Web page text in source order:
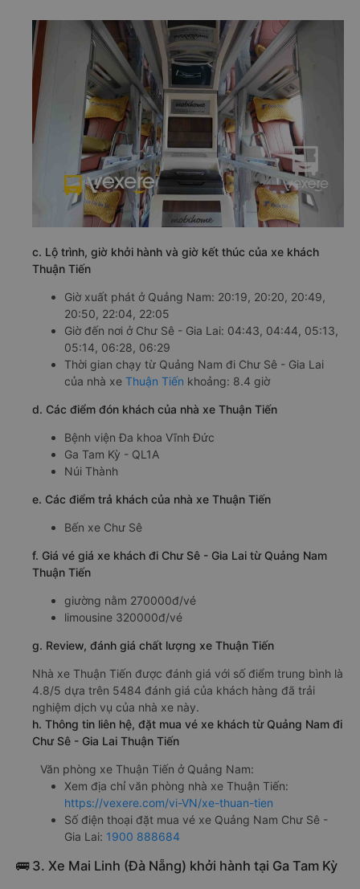
c. Lộ trình, giờ khởi hành và giờ kết thúc của xe khách
Thuận Tiến
Giờ xuất phát ở Quảng Nam: 20:19, 20:20, 20:49,
20:50, 22:04, 22:05
Giờ đến nơi ở Chư Sê - Gia Lai: 04:43, 04:44, 05:13,
05:14, 06:28, 06:29
Thời gian chạy từ Quảng Nam đi Chư Sê - Gia Lai
của nhà xe Thuận Tiến khoảng: 8.4 giờ
d. Các điểm đón khách của nhà xe Thuận Tiến
Bệnh viện Đa khoa Vĩnh Đức
Ga Tam Kỳ - QL1A
Núi Thành
e. Các điểm trả khách của nhà xe Thuận Tiến
Bến xe Chư Sê
f. Giá vé giá xe khách đi Chư Sê - Gia Lai từ Quảng Nam
Thuận Tiến
giường nằm 270000đ/vé
limousine 320000đ/vé
g. Review, đánh giá chất lượng xe Thuận Tiến
Nhà xe Thuận Tiến được đánh giá với số điểm trung bình là
4.8/5 dựa trên 5484 đánh giá của khách hàng đã trải
nghiệm dịch vụ của nhà xe này.
h. Thông tin liên hệ, đặt mua vé xe khách từ Quảng Nam đi
Chư Sê - Gia Lai Thuận Tiến
Văn phòng xe Thuận Tiến ở Quảng Nam:
Xem địa chỉ văn phòng nhà xe Thuận Tiến:
https://vexere.com/vi-VN/xe-thuan-tien
Số điện thoại đặt mua vé xe Quảng Nam Chư Sê -
Gia Lai: 1900 888684
🚌 3. Xe Mai Linh (Đà Nẵng) khởi hành tại Ga Tam Kỳ